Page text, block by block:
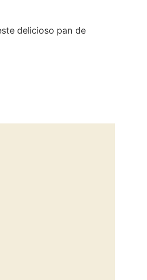
delicioso pan de